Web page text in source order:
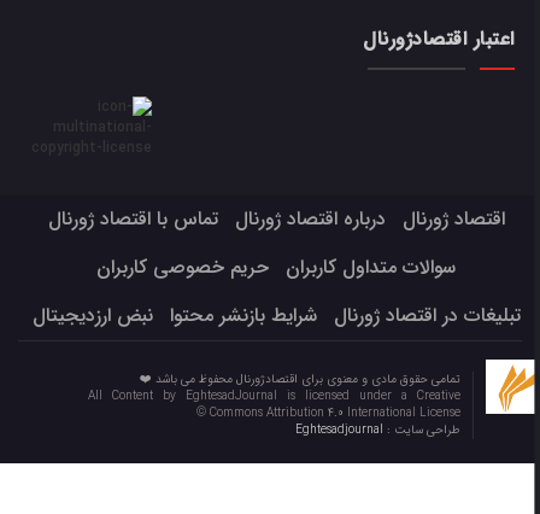
اعتبار اقتصادژورنال
اقتصاد ژورنال درباره اقتصاد ژورنال
تماس با اقتصاد ژورنال
سوالات متداول کاربران
حریم خصوصی کاربران
تبلیغات در اقتصاد ژورنال
شرایط بازنشر محتوا نبض ارزدیجیتال
تمامی حقوق مادی و معنوی برای اقتصادژورنال محفوظ می باشد ❤️
All Content by EghtesadJournal is licensed under a Creative
Commons Attribution 4.0 International License ©️
طراحی سایت :